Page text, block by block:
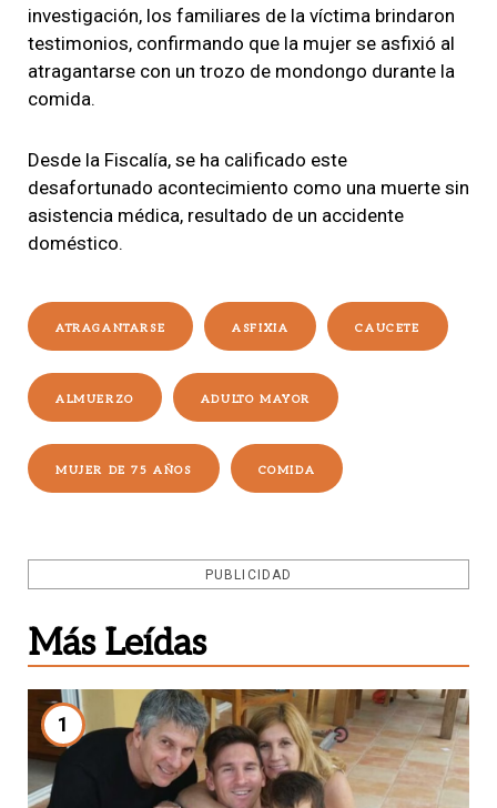
investigación, los familiares de la víctima brindaron
testimonios, confirmando que la mujer se asfixió al
atragantarse con un trozo de mondongo durante la
comida.
Desde la Fiscalía, se ha calificado este
desafortunado acontecimiento como una muerte sin
asistencia médica, resultado de un accidente
doméstico.
ATRAGANTARSE ASFIXIA CAUCETE
ALMUERZO ADULTO MAYOR
MUJER DE 75 AÑOS COMIDA
PUBLICIDAD
Más Leídas
1